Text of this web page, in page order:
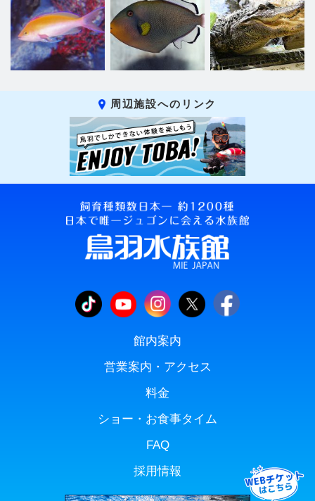
周辺施設へのリンク
館内案内
営業案内・アクセス
料金
ショー・お食事タイム
FAQ
採用情報